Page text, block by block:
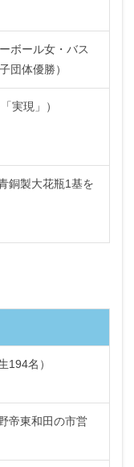
ボール女・バス
団体優勝）
実現」）
銅製大花瓶1基を
194名）
帝東和田の市営